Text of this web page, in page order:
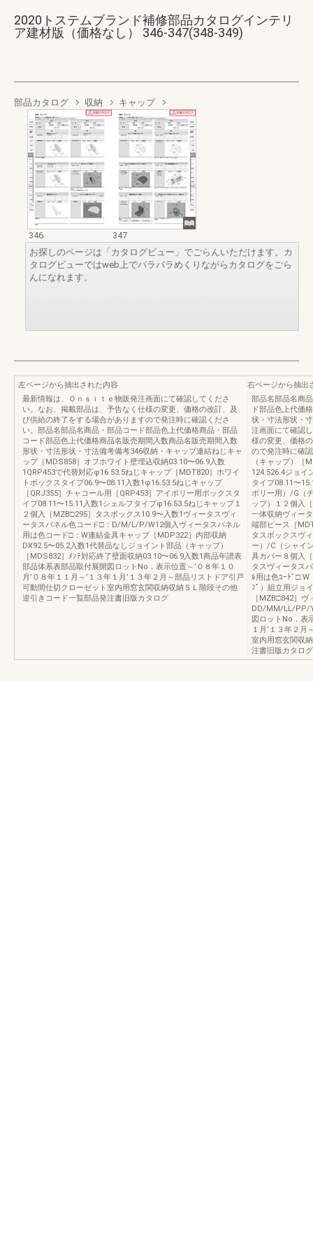
2020トステムブランド補修部品カタログインテリ
ア建材版（価格なし） 346-347(348-349)
部品カタログ 収納 キャップ
346
347
お探しのページは「カタログビュー」でごらんいただけます。カ
タログビューではweb上でパラパラめくりながらカタログをごら
んになれます。
左ページから抽出された内容
最新情報は、Ｏｎｓｉｔｅ物販発注画面にて確認してくださ
い。なお、掲載部品は、予告なく仕様の変更、価格の改訂、及
び供給の終了をする場合がありますので発注時に確認くださ
い。部品名部品名商品・部品コード部品色上代価格商品・部品
コード部品色上代価格商品名販売期間入数商品名販売期間入数
形状・寸法形状・寸法備考備考346収納・キャップ連結ねじキャ
ップ［MDS858］オフホワイト壁埋込収納03.10〜06.9入数
1QRP453で代替対応φ16.53.5ねじキャップ［MDT820］ホワイ
トボックスタイプ06.9〜08.11入数1φ16.53.5ねじキャップ
［QRJ355］チャコール用［QRP453］アイボリー用ボックスタ
イプ08.11〜15.11入数1シェルフタイプφ16.53.5ねじキャップ１
２個入［MZB□295］タスボックス10.9〜入数1ヴィータスヴィ
ータスパネル色コード□：D/M/L/P/W12個入ヴィータスパネル
用は色コード□：W連結金具キャップ［MDP322］内部収納
DX92.5〜05.2入数1代替品なしジョイント部品（キャップ）
［MDS832］ﾒﾝﾃ対応終了壁面収納03.10〜06.9入数1商品年譜表
部品体系表部品取付展開図ロットNo．表示位置～’０８年１０
月’０８年１１月～’１３年１月’１３年２月～部品リストドア引戸
可動間仕切クローゼット室内用窓玄関収納収納ＳＬ階段その他
逆引きコード一覧部品発注書旧版カタログ
右ページから抽出
部品名部品名商
ド部品色上代価
状・寸法形状・
注画面にて確認
様の変更、価格
ので発注時に確
（キャップ）［
124.526.4ジョイ
タイプ08.11〜
ボリー用）/G（
ップ）１２個入
一体収納ヴィー
端部ピース［
タスボックスヴ
ー）/C（シャイ
具カバー８個入
タスヴィータス
ﾙ用は色ｺｰﾄﾞ□:W
ﾌﾟ）組立用ジョ
［MZB□842］
DD/MM/LL/PP/
図ロットNo．表
１月’１３年２
室内用窓玄関収
注書旧版カタログ